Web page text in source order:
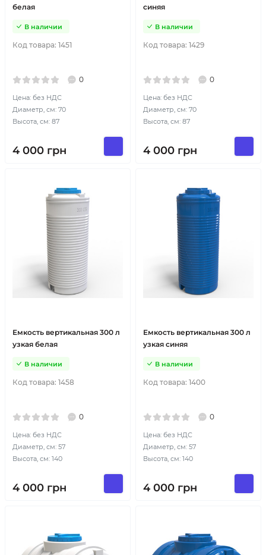
белая
Код товара: 1451
В наличии
0
Цена: без НДС
Диаметр, см: 70
Высота, см: 87
4 000 грн
синяя
Код товара: 1429
В наличии
0
Цена: без НДС
Диаметр, см: 70
Высота, см: 87
4 000 грн
Емкость вертикальная 300 л
узкая белая
Код товара: 1458
В наличии
0
Цена: без НДС
Диаметр, см: 57
Высота, см: 140
4 000 грн
Емкость вертикальная 300 л
узкая синяя
Код товара: 1400
В наличии
0
Цена: без НДС
Диаметр, см: 57
Высота, см: 140
4 000 грн